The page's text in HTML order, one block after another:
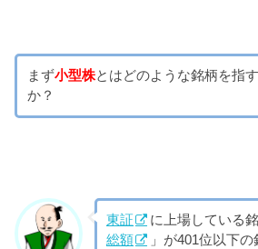
まず小型株とはどのような銘柄を指
か？
東証 に上場している
総額
」が401位以下の